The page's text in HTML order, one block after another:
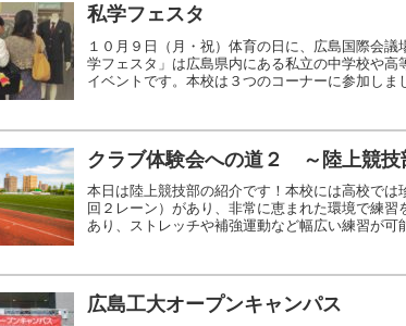
私学フェスタ
１０月９日（月・祝）体育の日に、広島国際会
学フェスタ」は広島県内にある私立の中学校や
イベントです。本校は３つのコーナーに参加しま
クラブ体験会への道２ ～陸上競技
本日は陸上競技部の紹介です！本校には高校で
回２レーン）があり、非常に恵まれた環境で練
あり、ストレッチや補強運動など幅広い練習が可
広島工大オープンキャンパス